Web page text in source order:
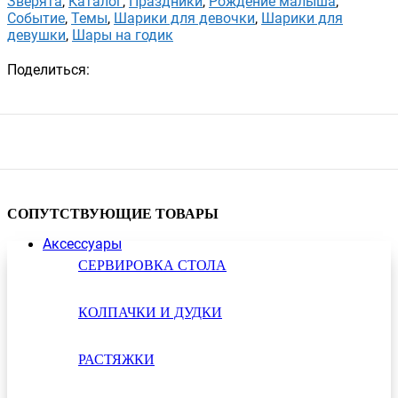
Аксессуары
СЕРВИРОВКА СТОЛА
КОЛПАЧКИ И ДУДКИ
РАСТЯЖКИ
Событие, Темы, Шарики для девочки, Шарики для
девушки, Шары на годик
Поделиться:
СОПУТСТВУЮЩИЕ ТОВАРЫ